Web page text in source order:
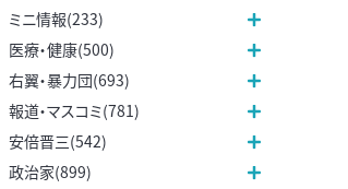
ミニ情報(233)
医療・健康(500)
右翼・暴力団(693)
報道・マスコミ(781)
安倍晋三(542)
政治家(899)